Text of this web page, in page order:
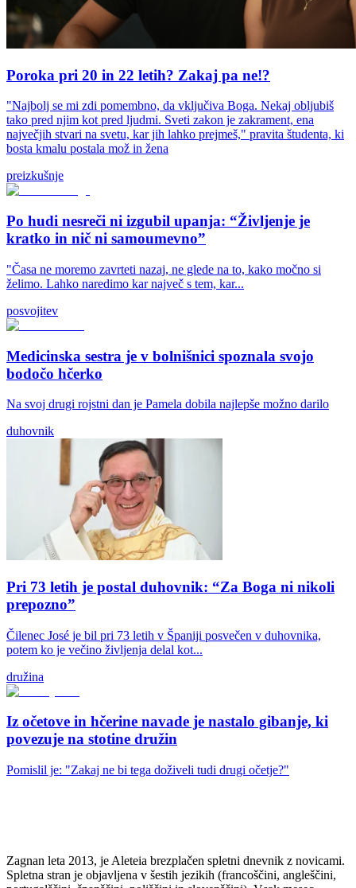
Poroka pri 20 in 22 letih? Zakaj pa ne!?
"Najbolj se mi zdi pomembno, da vključiva Boga. Nekaj obljubiš
tako pred njim kot pred ljudmi. Sveti zakon je zakrament, ena
največjih stvari na svetu, kar jih lahko prejmeš," pravita študenta, ki
bosta kmalu postala mož in žena
preizkušnje
Po hudi nesreči ni izgubil upanja: “Življenje je
kratko in nič ni samoumevno”
"Časa ne moremo zavrteti nazaj, ne glede na to, kako močno si
želimo. Lahko naredimo kar največ s tem, kar...
posvojitev
Medicinska sestra je v bolnišnici spoznala svojo
bodočo hčerko
Na svoj drugi rojstni dan je Pamela dobila najlepše možno darilo
duhovnik
Pri 73 letih je postal duhovnik: “Za Boga ni nikoli
prepozno”
Čilenec José je bil pri 73 letih v Španiji posvečen v duhovnika,
potem ko je večino življenja delal kot...
družina
Iz očetove in hčerine navade je nastalo gibanje, ki
povezuje na stotine družin
Pomislil je: "Zakaj ne bi tega doživeli tudi drugi očetje?"
Zagnan leta 2013, je Aleteia brezplačen spletni dnevnik z novicami.
Spletna stran je objavljena v šestih jezikih (francoščini, angleščini,